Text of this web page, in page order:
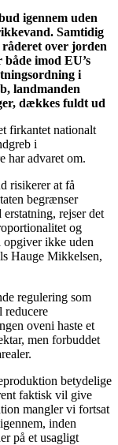
igennem uden
Samtidig
over jorden
imod EU’s
i
landmanden
dækkes fuldt ud
firkantet nationalt
i
har advaret om.
risikerer at få
begrænser
rejser det
og
opgiver ikke uden
Hauge Mikkelsen,
regulering som
reducere
oveni haste et
men forbuddet
betydelige
faktisk vil give
mangler vi fortsat
inden
på et usagligt